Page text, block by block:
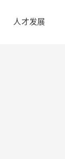
人才发展